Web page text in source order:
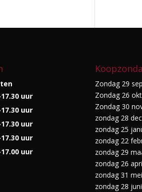
uur
uur
uur
uur
uur
Zondag 29
Zondag 26
Zondag 30
zondag 28
zondag 25
zondag 22
zondag 29
zondag 26
zondag 31 mei
zondag 28 juni